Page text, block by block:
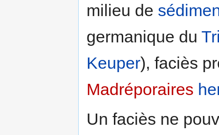
milieu de
germanique du
Keuper), faciès
Madréporaires
Un faciès ne